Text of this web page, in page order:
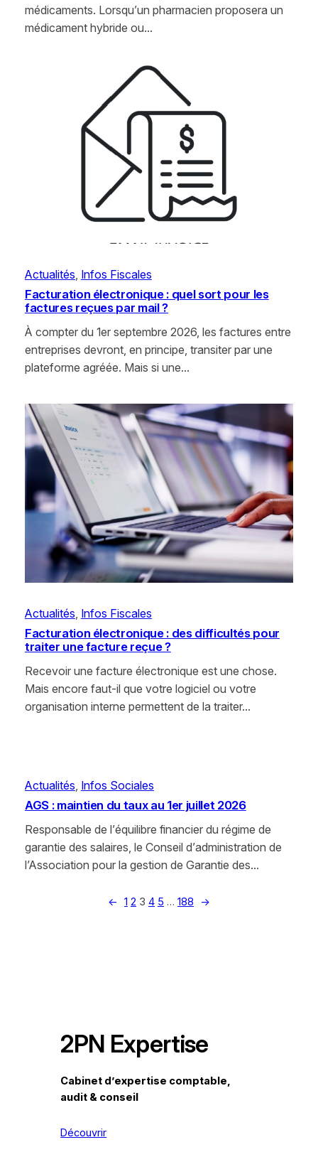
médicaments. Lorsqu’un pharmacien proposera un
médicament hybride ou…
Actualités Infos Fiscales
Facturation électronique : quel sort pour les
factures reçues par mail ?
À compter du 1er septembre 2026, les factures entre
entreprises devront, en principe, transiter par une
plateforme agréée. Mais si une…
Actualités, Infos Fiscales
Facturation électronique : des difficultés pour
traiter une facture reçue ?
Recevoir une facture électronique est une chose.
Mais encore faut-il que votre logiciel ou votre
organisation interne permettent de la traiter…
Actualités Infos Sociales
AGS : maintien du taux au 1er juillet 2026
Responsable de l’équilibre financier du régime de
garantie des salaires, le Conseil d’administration de
l’Association pour la gestion de Garantie des…
← 1 2 3 4 5 … 188 →
2PN Expertise
Cabinet d’expertise comptable,
audit & conseil
Découvrir